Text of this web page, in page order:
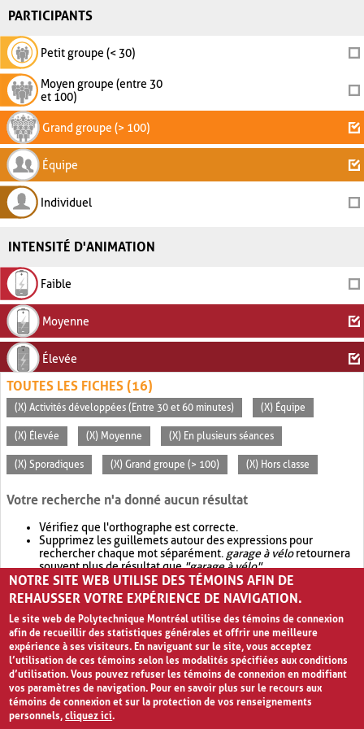
PARTICIPANTS
Petit groupe (< 30)
Moyen groupe (entre 30
et 100)
Grand groupe (> 100)
Équipe
Individuel
INTENSITÉ D'ANIMATION
Faible
Moyenne
Élevée
TOUTES LES FICHES (16)
(X) Activités développées (Entre 30 et 60 minutes) (X) Équipe
(X) Élevée (X) Moyenne (X) En plusieurs séances
(X) Sporadiques (X) Grand groupe (> 100) (X) Hors classe
Votre recherche n'a donné aucun résultat
Vérifiez que l'orthographe est correcte.
Supprimez les guillemets autour des expressions pour
rechercher chaque mot séparément. garage à véloretournera
souvent plus de résultat que"garage à vélo".
Envisagez d'élargir votre recherche avec OR.garage OR vélo
retournera souvent plus de résultat quegarage à vélo
NOTRE SITE WEB UTILISE DES TÉMOINS AFIN DE
REHAUSSER VOTRE EXPÉRIENCE DE NAVIGATION.
Le site web de Polytechnique Montréal utilise des témoins de connexion
afin de recueillir des statistiques générales et offrir une meilleure
expérience à ses visiteurs. En naviguant sur le site, vous acceptez
l’utilisation de ces témoins selon les modalités spécifiées aux conditions
d’utilisation. Vous pouvez refuser les témoins de connexion en modifiant
vos paramètres de navigation. Pour en savoir plus sur le recours aux
témoins de connexion et sur la protection de vos renseignements
personnels,cliquez ici.